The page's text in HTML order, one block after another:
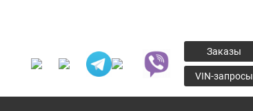
Заказы
VIN-запросы